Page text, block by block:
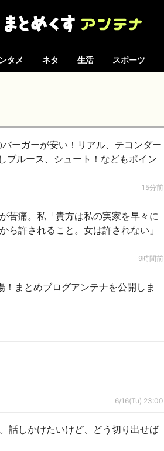
タメ ネタ 生活 スポーツ
ーガーが安い！リアル、テコンダー
ブルース、シュート！などもポイン
15分前
苦痛。私「貴方は私の実家を早々に
ら許されること。女は許されない」
9時間前
まとめブログアンテナを公開しま
6/16(Tu) 23:00
話しかけたいけど、どう切り出せば